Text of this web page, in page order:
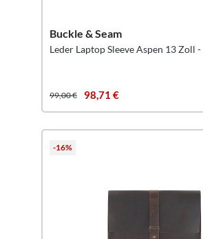
Buckle & Seam
Leder Laptop Sleeve Aspen 13 Zoll
99,00 € 98,71 €
-16%